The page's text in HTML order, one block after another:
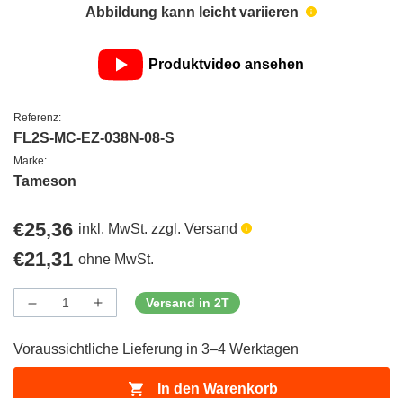
Abbildung kann leicht variieren
Produktvideo ansehen
Referenz:
FL2S-MC-EZ-038N-08-S
Marke:
Tameson
Regulärer
Preis
€25,36 inkl. MwSt. zzgl. Versand
Regulärer
Preis
€21,31 ohne MwSt.
Menge
Menge
verringern
ProductDrop
Menge
erhöhen
ProductDrop
Versand in 2T
Voraussichtliche Lieferung in 3–4 Werktagen
In den Warenkorb